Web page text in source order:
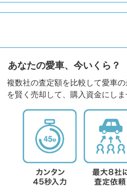
あなたの愛車、今いくら？
複数社の査定額を比較して愛車
を賢く売却して、購入資金にしま